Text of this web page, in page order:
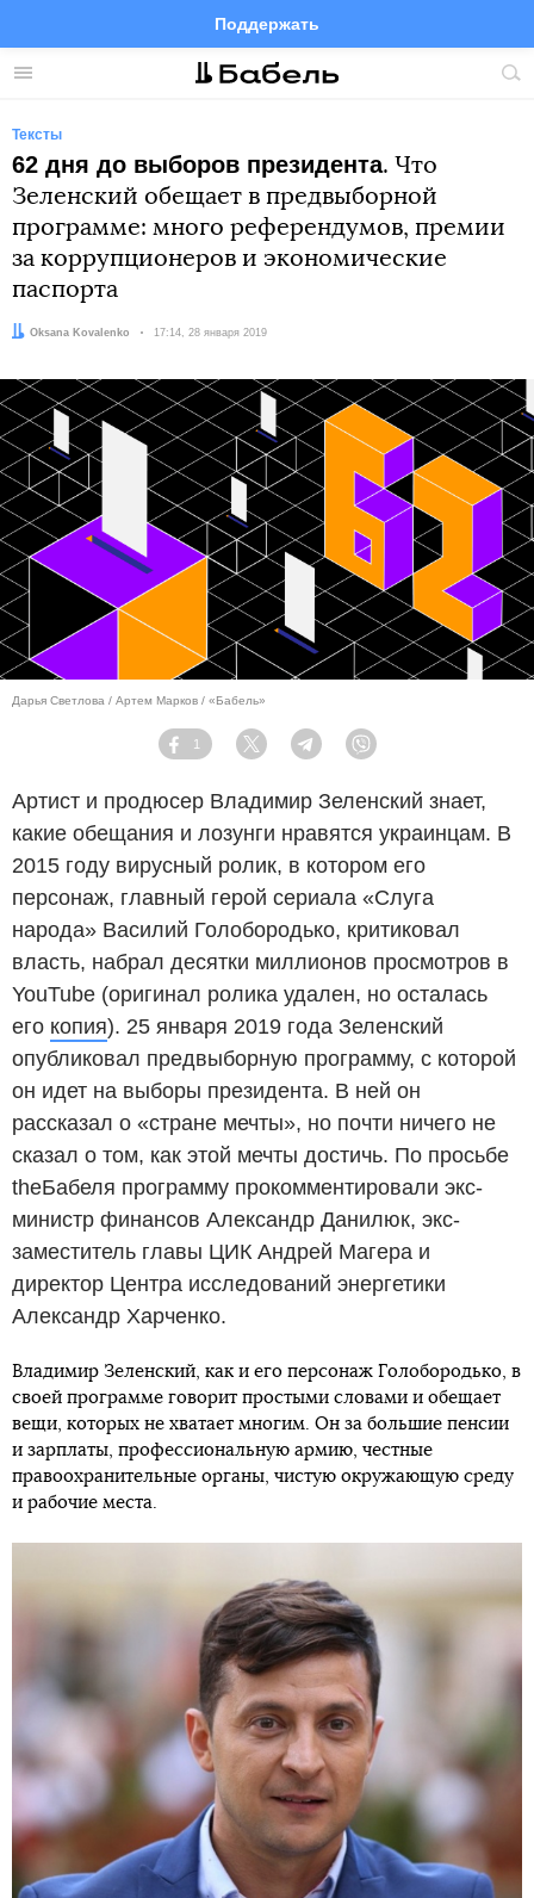
Меню
Поддержать
FacebookTelegramTwitter
Тексты
62 дня до выборов президента. Что
Зеленский обещает в предвыборной
программе: много референдумов, премии
за коррупционеров и экономические
паспорта
Автор:
Oksana Kovalenko Дата:
17:14, 28 января 2019
Дарья Светлова / Артем Марков / «Бабель»
Facebook
1
Twitter TelegramViber
Артист и продюсер Владимир Зеленский знает,
какие обещания и лозунги нравятся украинцам. В
2015 году вирусный ролик, в котором его
персонаж, главный герой сериала «Слуга
народа» Василий Голобородько, критиковал
власть, набрал десятки миллионов просмотров в
YouTube (оригинал ролика удален, но осталась
его копия). 25 января 2019 года Зеленский
опубликовал предвыборную программу, с которой
он идет на выборы президента. В ней он
рассказал о «стране мечты», но почти ничего не
сказал о том, как этой мечты достичь. По просьбе
theБабеля программу прокомментировали экс-
министр финансов Александр Данилюк, экс-
заместитель главы ЦИК Андрей Магера и
директор Центра исследований энергетики
Александр Харченко.
Владимир Зеленский, как и его персонаж Голобородько, в
своей программе говорит простыми словами и обещает
вещи, которых не хватает многим. Он за большие пенсии
и зарплаты, профессиональную армию, честные
правоохранительные органы, чистую окружающую среду
и рабочие места.